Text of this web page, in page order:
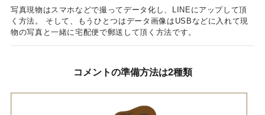
写真現物はスマホなどで撮ってデータ化し、LINEにアップして頂
く方法。 そして、もうひとつはデータ画像はUSBなどに入れて現
物の写真と一緒に宅配便で郵送して頂く方法です。
コメントの準備方法は2種類